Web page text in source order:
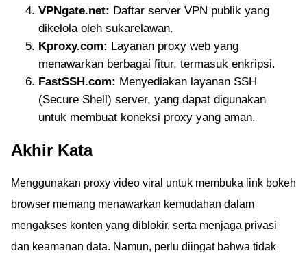
VPNgate.net: Daftar server VPN publik yang
dikelola oleh sukarelawan.
Kproxy.com: Layanan proxy web yang
menawarkan berbagai fitur, termasuk enkripsi.
FastSSH.com: Menyediakan layanan SSH
(Secure Shell) server, yang dapat digunakan
untuk membuat koneksi proxy yang aman.
Akhir Kata
Menggunakan proxy video viral untuk membuka link bokeh
browser memang menawarkan kemudahan dalam
mengakses konten yang diblokir, serta menjaga privasi
dan keamanan data. Namun, perlu diingat bahwa tidak